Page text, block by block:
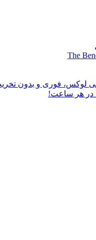
The
لوکس، فوری و بدون